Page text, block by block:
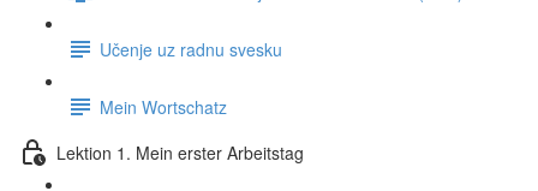
Učenje uz radnu svesku
Mein Wortschatz
Lektion 1. Mein erster Arbeitstag